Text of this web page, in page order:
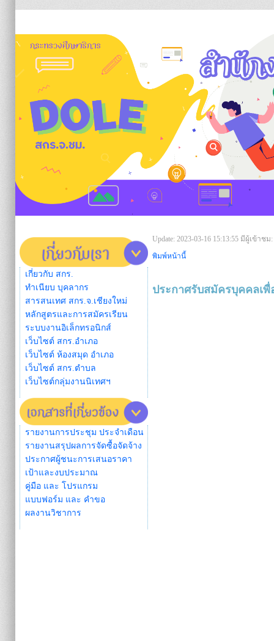
เกี่ยวกับ สกร.
ทำเนียบ บุคลากร
สารสนเทศ สกร.จ.เชียงใหม่
หลักสูตรและการสมัครเรียน
ระบบงานอิเล็กทรอนิกส์
เว็บไซต์ สกร.อำเภอ
เว็บไซต์ ห้องสมุด อำเภอ
เว็บไซต์ สกร.ตำบล
เว็บไซต์กลุ่มงานนิเทศฯ
รายงานการประชุม ประจำเดือน
รายงานสรุปผลการจัดซื้อจัดจ้าง
ประกาศผู้ชนะการเสนอราคา
เป้าและงบประมาณ
คู่มือ และ โปรแกรม
แบบฟอร์ม และ คำขอ
ผลงานวิชาการ
Update: 2023-03-16 15:13:55 มีผู้เข้าชม:
พิมพ์หน้านี้
ประกาศรับสมัครบุคคลเพื่